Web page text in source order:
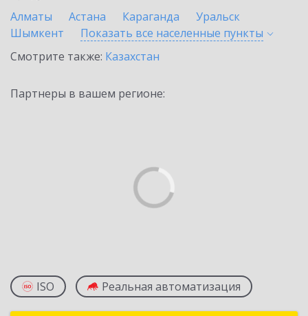
Алматы
Астана Караганда
Уральск
Шымкент
Показать все населенные пункты
Смотрите также: Казахстан
Партнеры в вашем регионе:
ISO Реальная автоматизация